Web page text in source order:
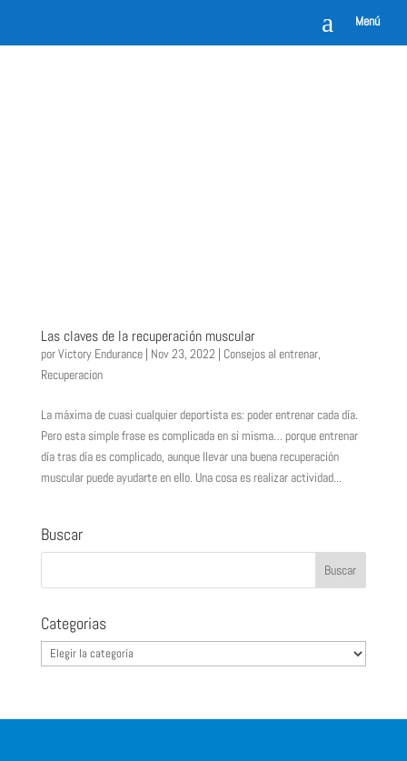
a Menú
Las claves de la recuperación muscular
porVictory Endurance| Nov 23, 2022 | Consejos al entrenar,
Recuperacion
La máxima de cuasi cualquier deportista es: poder entrenar cada día.
Pero esta simple frase es complicada en si misma… porque entrenar
día tras día es complicado, aunque llevar una buena recuperación
muscular puede ayudarte en ello. Una cosa es realizar actividad...
Buscar
Categorias
Categorias